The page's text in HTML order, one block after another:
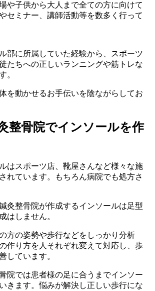
や子供から大人まで全ての方に向けて
セミナー、講師活動等を数多く行って
部に所属していた経験から、スポーツ
たちへの正しいランニングや筋トレな
。
を動かせるお手伝いを陰ながらしてお
整骨院でインソールを作
はスポーツ店、靴屋さんなど様々な施
れています。もちろん病院でも処方さ
灸整骨院が作成するインソールは足型
はしません。
方の姿勢や歩行などをしっかり分析
作り方を人それぞれ変えて対応し、歩
しています。
院では患者様の足に合うまでインソー
きます。悩みが解決し正しい歩行にな